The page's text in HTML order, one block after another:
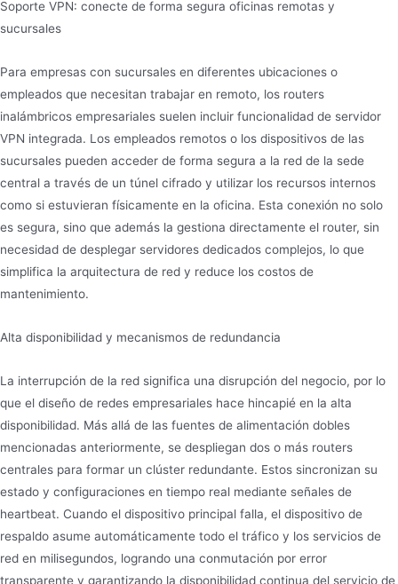
Soporte VPN: conecte de forma segura oficinas remotas y
sucursales
Para empresas con sucursales en diferentes ubicaciones o
empleados que necesitan trabajar en remoto, los routers
inalámbricos empresariales suelen incluir funcionalidad de servidor
VPN integrada. Los empleados remotos o los dispositivos de las
sucursales pueden acceder de forma segura a la red de la sede
central a través de un túnel cifrado y utilizar los recursos internos
como si estuvieran físicamente en la oficina. Esta conexión no solo
es segura, sino que además la gestiona directamente el router, sin
necesidad de desplegar servidores dedicados complejos, lo que
simplifica la arquitectura de red y reduce los costos de
mantenimiento.
Alta disponibilidad y mecanismos de redundancia
La interrupción de la red significa una disrupción del negocio, por lo
que el diseño de redes empresariales hace hincapié en la alta
disponibilidad. Más allá de las fuentes de alimentación dobles
mencionadas anteriormente, se despliegan dos o más routers
centrales para formar un clúster redundante. Estos sincronizan su
estado y configuraciones en tiempo real mediante señales de
heartbeat. Cuando el dispositivo principal falla, el dispositivo de
respaldo asume automáticamente todo el tráfico y los servicios de
red en milisegundos, logrando una conmutación por error
transparente y garantizando la disponibilidad continua del servicio de